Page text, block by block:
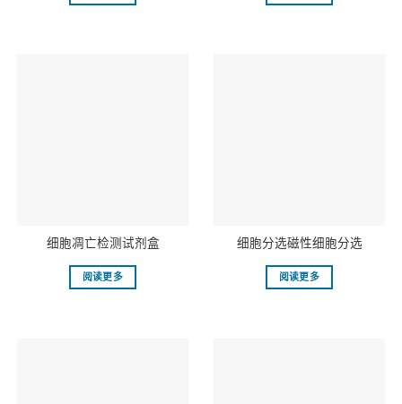
细胞凋亡检测试剂盒
阅读更多
细胞分选磁性细胞分选
阅读更多